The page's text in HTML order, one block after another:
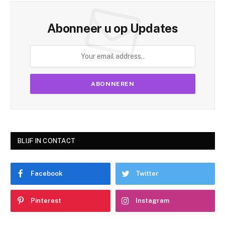
Abonneer u op Updates
BLIJF IN CONTACT
Facebook Twitter
Pinterest Instagram